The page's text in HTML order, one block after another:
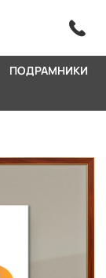
ПОДРАМНИКИ